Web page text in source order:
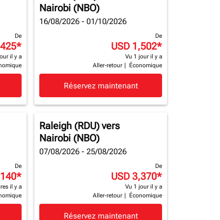
De
*
il y a
Nairobi (NBO)
16/08/2026 - 01/10/2026
De
USD 1,502*
Vu 1 jour il y a
Aller-retour
Économique
Réservez maintenant
De
*
il y a
Raleigh (RDU)vers
Nairobi (NBO)
07/08/2026 - 25/08/2026
De
USD 3,370*
Vu 1 jour il y a
Aller-retour
Économique
Réservez maintenant